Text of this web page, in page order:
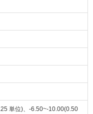
単位)、-6.50~-10.00(0.50